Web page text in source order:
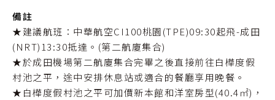
備註
★建議航班：中華航空CI100桃園(TPE)09:30起飛-成田
(NRT)13:30抵達。(第二航廈集合)
★於成田機場第二航廈集合完畢之後直接前往白樺度假
村池之平，途中安排休息站或適合的餐廳享用晚餐。
★白樺度假村池之平可加價新本館和洋室房型(40.4㎡)，